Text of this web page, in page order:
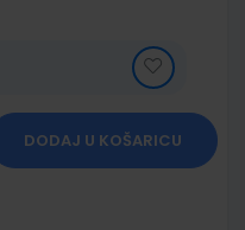
DODAJ U KOŠARICU